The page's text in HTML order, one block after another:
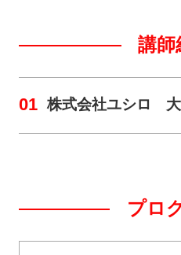
講師
01 株式会社ユシロ
プロ